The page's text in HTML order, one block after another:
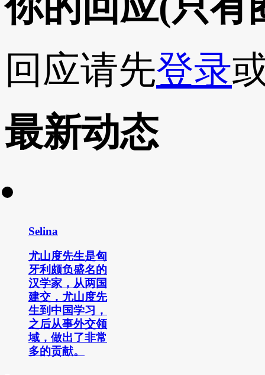
回应请先登录
最新动态
Selina
尤山度先生是匈
牙利颇负盛名的
汉学家，从两国
建交，尤山度先
生到中国学习，
之后从事外交领
域，做出了非常
多的贡献。